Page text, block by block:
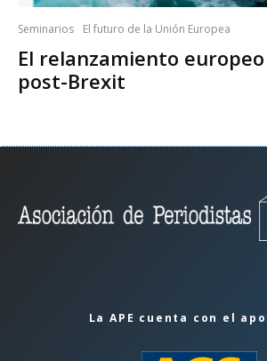
Seminarios El futuro de la Unión Europea
El relanzamiento
post-Brexit
La APE cuenta con el